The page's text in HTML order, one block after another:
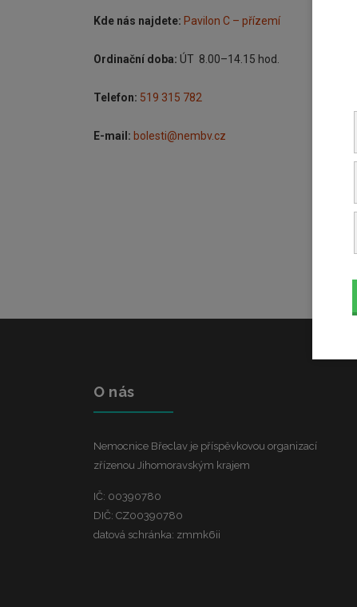
Kde nás najdete: Pavilon C – přízemí
Ordinační doba: ÚT 8.00–14.15 hod.
Telefon: 519 315 782
E-mail: bolesti@nembv.cz
O nás
Nemocnice Břeclav je příspěvkovou organizací
zřízenou Jihomoravským krajem
IČ: 00390780
DIČ: CZ00390780
datová schránka: zmmk6ii